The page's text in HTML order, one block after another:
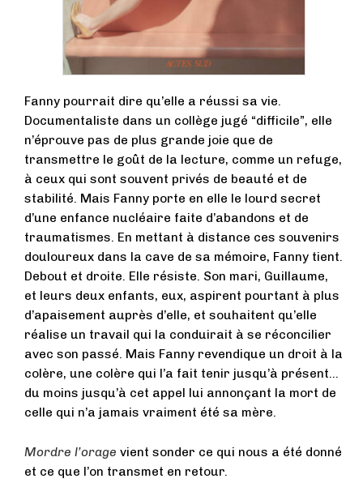
Fanny pourrait dire qu’elle a réussi sa vie.
Documentaliste dans un collège jugé “difficile”, elle
n’éprouve pas de plus grande joie que de
transmettre le goût de la lecture, comme un refuge,
à ceux qui sont souvent privés de beauté et de
stabilité. Mais Fanny porte en elle le lourd secret
d’une enfance nucléaire faite d’abandons et de
traumatismes. En mettant à distance ces souvenirs
douloureux dans la cave de sa mémoire, Fanny tient.
Debout et droite. Elle résiste. Son mari, Guillaume,
et leurs deux enfants, eux, aspirent pourtant à plus
d’apaisement auprès d’elle, et souhaitent qu’elle
réalise un travail qui la conduirait à se réconcilier
avec son passé. Mais Fanny revendique un droit à la
colère, une colère qui l’a fait tenir jusqu’à présent…
du moins jusqu’à cet appel lui annonçant la mort de
celle qui n’a jamais vraiment été sa mère.
Mordre l’orage vient sonder ce qui nous a été donné
et ce que l’on transmet en retour.